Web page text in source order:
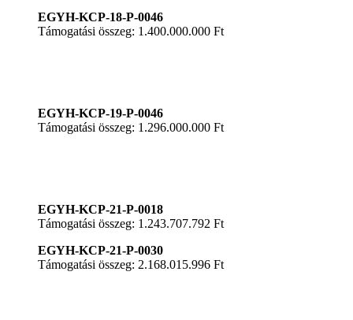
EGYH-KCP-18-P-0046
Támogatási összeg: 1.400.000.000 Ft
EGYH-KCP-19-P-0046
Támogatási összeg: 1.296.000.000 Ft
EGYH-KCP-21-P-0018
Támogatási összeg: 1.243.707.792 Ft
EGYH-KCP-21-P-0030
Támogatási összeg: 2.168.015.996 Ft